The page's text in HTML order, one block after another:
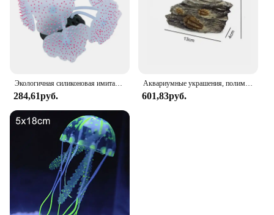
284,61руб.
Аквариумные украшения, полимерные ископаемые искусственные аквариумные украшения, креветки, маленькие рыбы, рептилии, навес для аквариума, ландшафтный декор, Новинка
601,83руб.